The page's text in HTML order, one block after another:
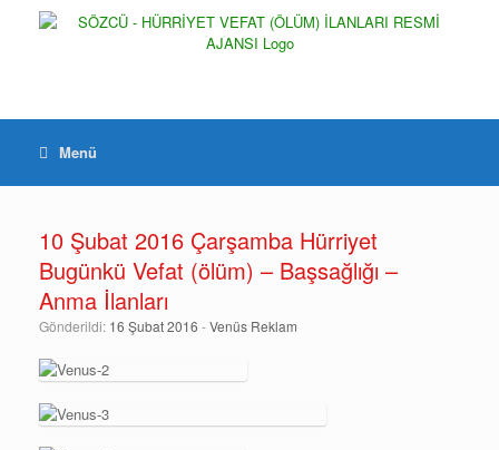
Menü
10 Şubat 2016 Çarşamba Hürriyet
Bugünkü Vefat (ölüm) – Başsağlığı –
Anma İlanları
Gönderildi: 16 Şubat 2016 -Venüs Reklam